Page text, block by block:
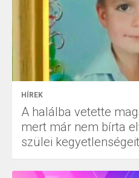
HÍREK
A halálba vetette
mert már nem bírta
szülei kegyetlenségeit